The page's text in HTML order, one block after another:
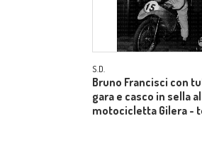
S.D.
Bruno Francisci con
gara e casco in sella
motocicletta Gilera -